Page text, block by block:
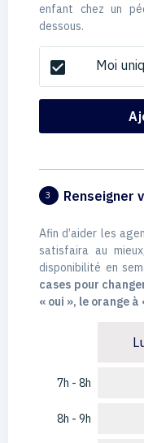
enfant chez un
dessous.
check_box Moi
3 Renseigner
Afin d’aider les
satisfaira au
disponibilité en
cases pour
« oui », le orange à
7h - 8h
8h - 9h